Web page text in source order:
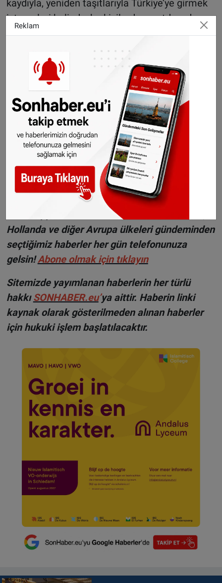
kaydıyla, yeniden taşıtlarıyla Türkiye’ye girmek
istemeleri halinde, bu kişilerden yurtdışında
yerleşik olma koşulundaki 185 günlük süre şartı
aranmaz ve taşıtlarına kalan süre verilerek
girişlerine izin verilir.
©Sonhaber.eu
Haberlerimiziİnstagram hesabımızdan da takip
edebilirsiniz.
Gurbetçilere uyarı:
Türkiye'den çıkmadan
önce ücretli geçiş ve
trafik borcunuzu kontrol
edin
WhatsAppta ücretsiz bültenimize abone olun,
Hollanda ve diğer Avrupa ülkeleri gündeminden
seçtiğimiz haberler her gün telefonunuza
gelsin!Abone olmak için tıklayın
Sitemizde yayımlanan haberlerin her türlü
hakkıSONHABER.eu’ya aittir. Haberin linki
kaynak olarak gösterilmeden alınan haberler
için hukuki işlem başlatılacaktır.
Reklam